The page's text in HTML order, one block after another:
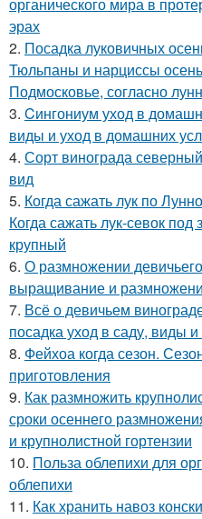
эрах
2. Посадка луковичных
Тюльпаны и нарциссы
Подмосковье, согласно
3. Cингониум уход в
виды и уход в домашних
4. Сорт винограда
вид
5. Когда сажать лук по
Когда сажать лук-севок
крупный
6. О размножении
выращивание и
7. Всё о девичьем
посадка уход в саду, виды и
8. Фейхоа когда сезон.
приготовления
9. Как размножить
сроки осеннего
и крупнолистной гортензии
10. Польза облепихи для
облепихи
11. Как хранить навоз